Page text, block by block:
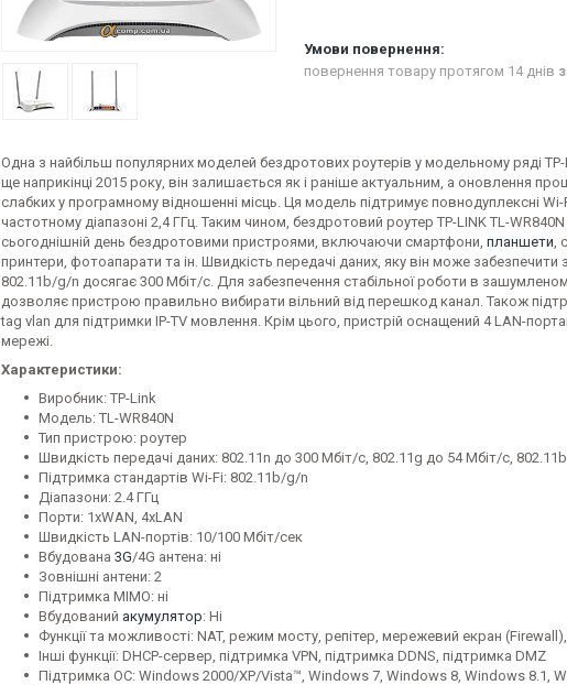
повернення товару протягом 14 днів
Одна з найбільш популярних моделей бездротових роутерів у модельному ряді
ще наприкінці 2015 року, він залишається як і раніше актуальним, а оновлення
слабких у програмному відношенні місць. Ця модель підтримує повнодуплексні
частотному діапазоні 2,4 ГГц. Таким чином, бездротовий роутер TP-LINK TL-
сьогоднішній день бездротовими пристроями, включаючи смартфони, планшети,
принтери, фотоапарати та ін. Швидкість передачі даних, яку він може
802.11b/g/n досягає 300 Мбіт/с. Для забезпечення стабільної роботи в
дозволяє пристрою правильно вибирати вільний від перешкод канал. Також
tag vlan для підтримки IP-TV мовлення. Крім цього, пристрій оснащений 4 LAN-
мережі.
Характеристики:
Виробник: TP-Link
Модель: TL-WR840N
Тип пристрою: роутер
Швидкість передачі даних: 802.11n до 300 Мбіт/с, 802.11g до 54 Мбіт/с,
Підтримка стандартів Wi-Fi: 802.11b/g/n
Діапазони: 2.4 ГГц
Порти: 1xWAN, 4xLAN
Швидкість LAN-портів: 10/100 Мбіт/сек
Вбудована 3G/4G антена: ні
Зовнішні антени: 2
Підтримка MIMO: ні
Вбудований акумулятор: Ні
Функції та можливості: NAT, режим мосту, репітер, мережевий екран (Firewall),
Інші функції: DHCP-сервер, підтримка VPN, підтримка DDNS, підтримка DMZ
Підтримка ОС: Windows 2000/XP/Vista™, Windows 7, Windows 8, Windows 8.1,